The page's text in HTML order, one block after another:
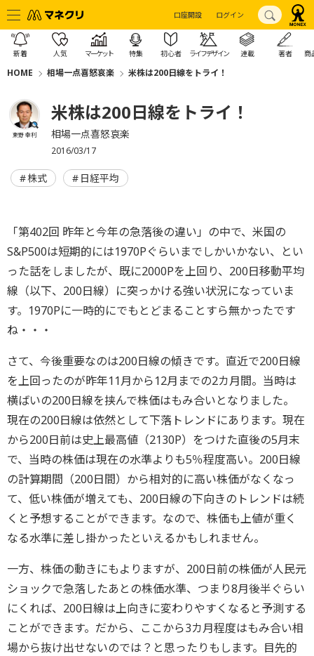
口座開設 ログイン
新着 人気 マーケット 特集 初心者 ライフデザイン 連載 著者 商
HOME 相場一点喜怒哀楽 米株は200日線をトライ！
東野 幸利
米株は200日線をトライ！
相場一点喜怒哀楽
2016/03/17
株式 日経平均
「第402回 昨年と今年の急落後の違い」の中で、米国の
S&P500は短期的には1970Pぐらいまでしかいかない、とい
った話をしましたが、既に2000Pを上回り、200日移動平均
線（以下、200日線）に突っかける強い状況になっていま
す。1970Pに一時的にでもとどまることすら無かったです
ね・・・
さて、今後重要なのは200日線の傾きです。直近で200日線
を上回ったのが昨年11月から12月までの2カ月間。当時は
横ばいの200日線を挟んで株価はもみ合いとなりました。
現在の200日線は依然として下落トレンドにあります。現在
から200日前は史上最高値（2130P）をつけた直後の5月末
で、当時の株価は現在の水準よりも5％程度高い。200日線
の計算期間（200日間）から相対的に高い株価がなくなっ
て、低い株価が増えても、200日線の下向きのトレンドは続
くと予想することができます。なので、株価も上値が重く
なる水準に差し掛かったといえるかもしれません。
一方、株価の動きにもよりますが、200日前の株価が人民元
ショックで急落したあとの株価水準、つまり8月後半ぐらい
にくれば、200日線は上向きに変わりやすくなると予測する
ことができます。だから、ここから3カ月程度はもみ合い相
場から抜け出せないのでは？と思ったりもします。目先的